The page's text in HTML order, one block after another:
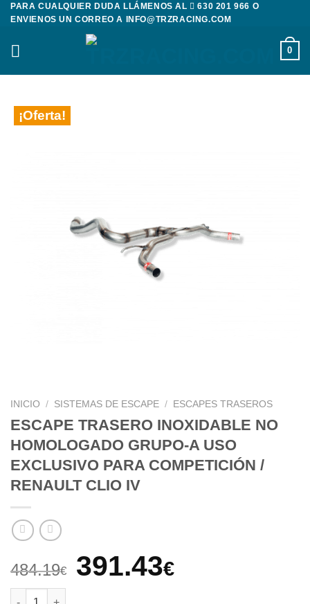
Saltar
contenido
PARA CUALQUIER DUDA LLÁMENOS AL 630 201 966 O
ENVIENOS UN CORREO A
INFO@TRZRACING.COM
0
¡Oferta!
INICIO / SISTEMAS DE ESCAPE / ESCAPES TRASEROS
ESCAPE TRASERO INOXIDABLE NO
HOMOLOGADO GRUPO-A USO
EXCLUSIVO PARA COMPETICIÓN /
RENAULT CLIO IV
484.19€
El
391.43€El
ESCAPE TRASERO INOXIDABLE NO HOMOLOGADO GRUPO-